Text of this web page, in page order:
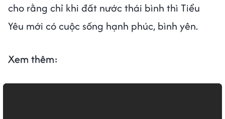
cho rằng chỉ khi đất nước thái bình thì Tiểu
Yêu mới có cuộc sống hạnh phúc, bình yên.
Xem thêm: